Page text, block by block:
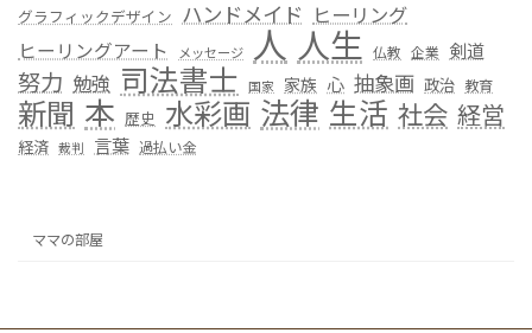
グラフィックデザイン ハンドメイド ヒーリング
ヒーリングアート メッセージ 人 人生 仏教 企業 剣道
努力 勉強 司法書士 国家 家族 心 抽象画 政治 教育
新聞 本 歴史 水彩画 法律 生活 社会 経営
経済 裁判 言葉 過払い金
ママの部屋